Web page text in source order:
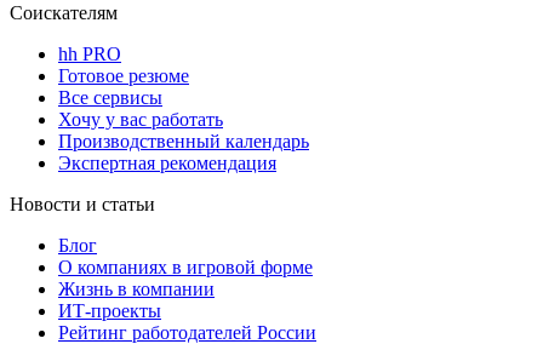
Соискателям
hh PRO
Готовое резюме
Все сервисы
Хочу у вас работать
Производственный календарь
Экспертная рекомендация
Новости и статьи
Блог
О компаниях в игровой форме
Жизнь в компании
ИТ-проекты
Рейтинг работодателей России